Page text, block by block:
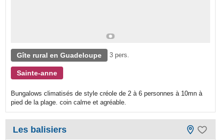
Gîte rural en Guadeloupe 3 pers.
Sainte-anne
Bungalows climatisés de style créole de 2 à 6 personnes à 10mn à
pied de la plage. coin calme et agréable.
Les balisiers